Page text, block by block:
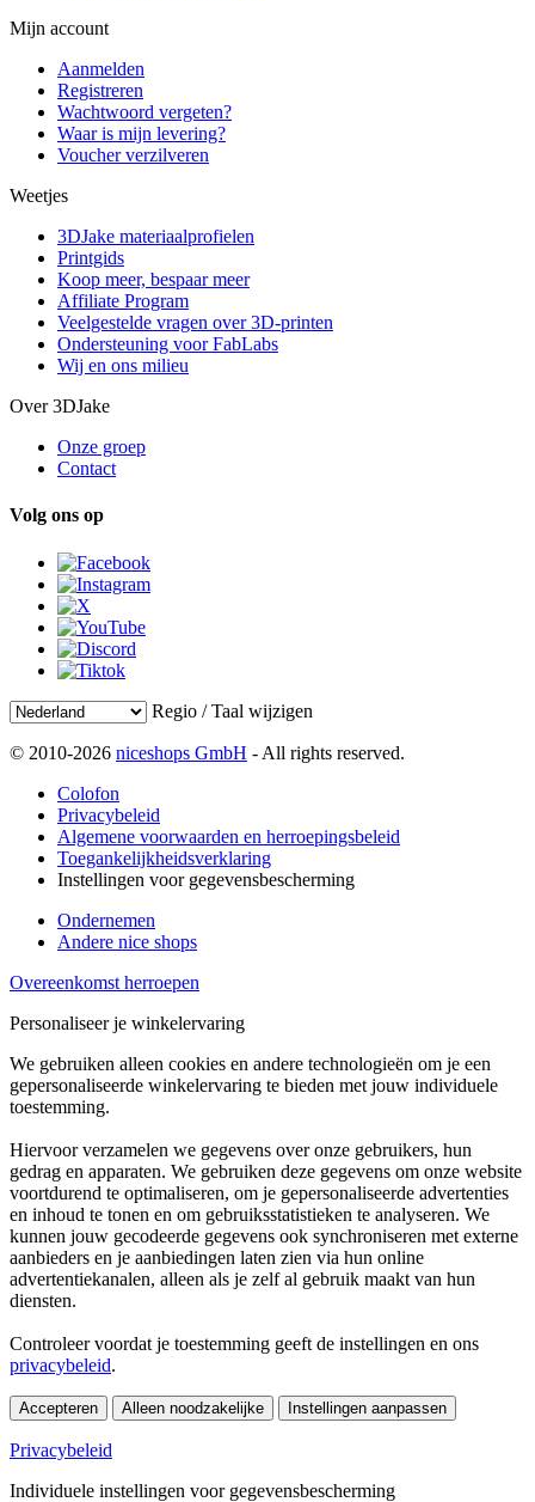
Mijn account
Aanmelden
Registreren
Wachtwoord vergeten?
Waar is mijn levering?
Voucher verzilveren
Weetjes
3DJake materiaalprofielen
Printgids
Koop meer, bespaar meer
Affiliate Program
Veelgestelde vragen over 3D-printen
Ondersteuning voor FabLabs
Wij en ons milieu
Over 3DJake
Onze groep
Contact
Volg ons op
Regio / Taal wijzigen
© 2010-2026 niceshops GmbH - All rights reserved.
Colofon
Privacybeleid
Algemene voorwaarden en herroepingsbeleid
Toegankelijkheidsverklaring
Instellingen voor gegevensbescherming
Ondernemen
Andere nice shops
Overeenkomst herroepen
Personaliseer je winkelervaring
We gebruiken alleen cookies en andere technologieën om je een
gepersonaliseerde winkelervaring te bieden met jouw individuele
toestemming.
Hiervoor verzamelen we gegevens over onze gebruikers, hun
gedrag en apparaten. We gebruiken deze gegevens om onze website
voortdurend te optimaliseren, om je gepersonaliseerde advertenties
en inhoud te tonen en om gebruiksstatistieken te analyseren. We
kunnen jouw gecodeerde gegevens ook synchroniseren met externe
aanbieders en je aanbiedingen laten zien via hun online
advertentiekanalen, alleen als je zelf al gebruik maakt van hun
diensten.
Controleer voordat je toestemming geeft de instellingen en ons
privacybeleid.
Accepteren Alleen noodzakelijke Instellingen aanpassen
Privacybeleid
Individuele instellingen voor gegevensbescherming